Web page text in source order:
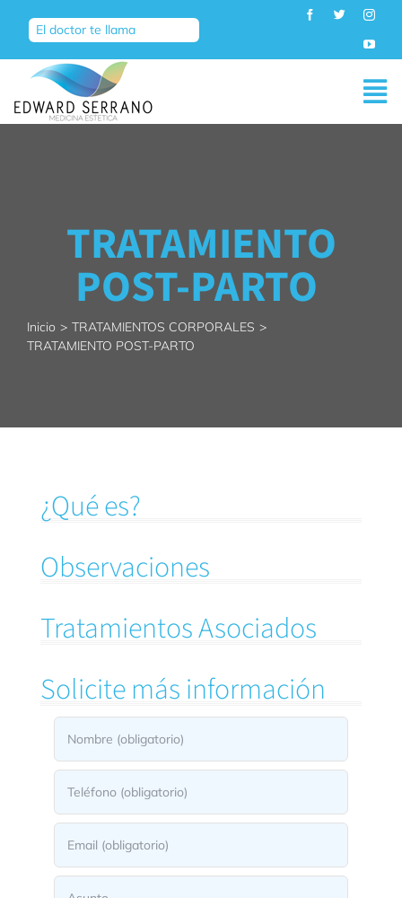
contenido
El doctor te llama
BLOG
TRATAMIENTO
POST-PARTO
Inicio
TRATAMIENTOS CORPORALES
TRATAMIENTO POST-PARTO
¿Qué es?
Observaciones
Tratamientos Asociados
Solicite más información